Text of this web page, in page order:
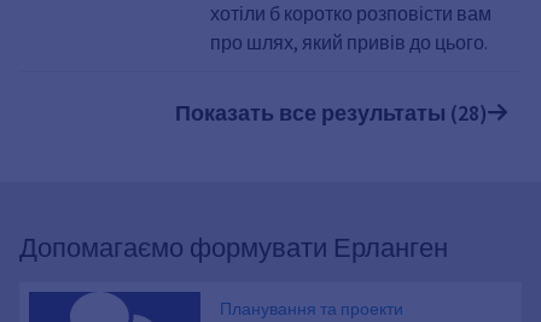
хотіли б коротко розповісти вам
про шлях, який привів до цього.
Показать все результаты (28)
Допомагаємо формувати Ерланген
Планування та проекти